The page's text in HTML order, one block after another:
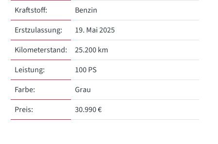
Kraftstoff:
Benzin
Erstzulassung:
19. Mai 2025
Kilometerstand:
25.200 km
Leistung:
100 PS
Farbe:
Grau
Preis:
30.990 €